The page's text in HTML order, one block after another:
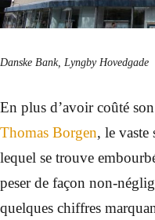
Danske Bank, Lyngby Hovedgade
En plus d’avoir coûté
Thomas Borgen, le vaste
lequel se trouve
peser de façon non-
quelques chiffres